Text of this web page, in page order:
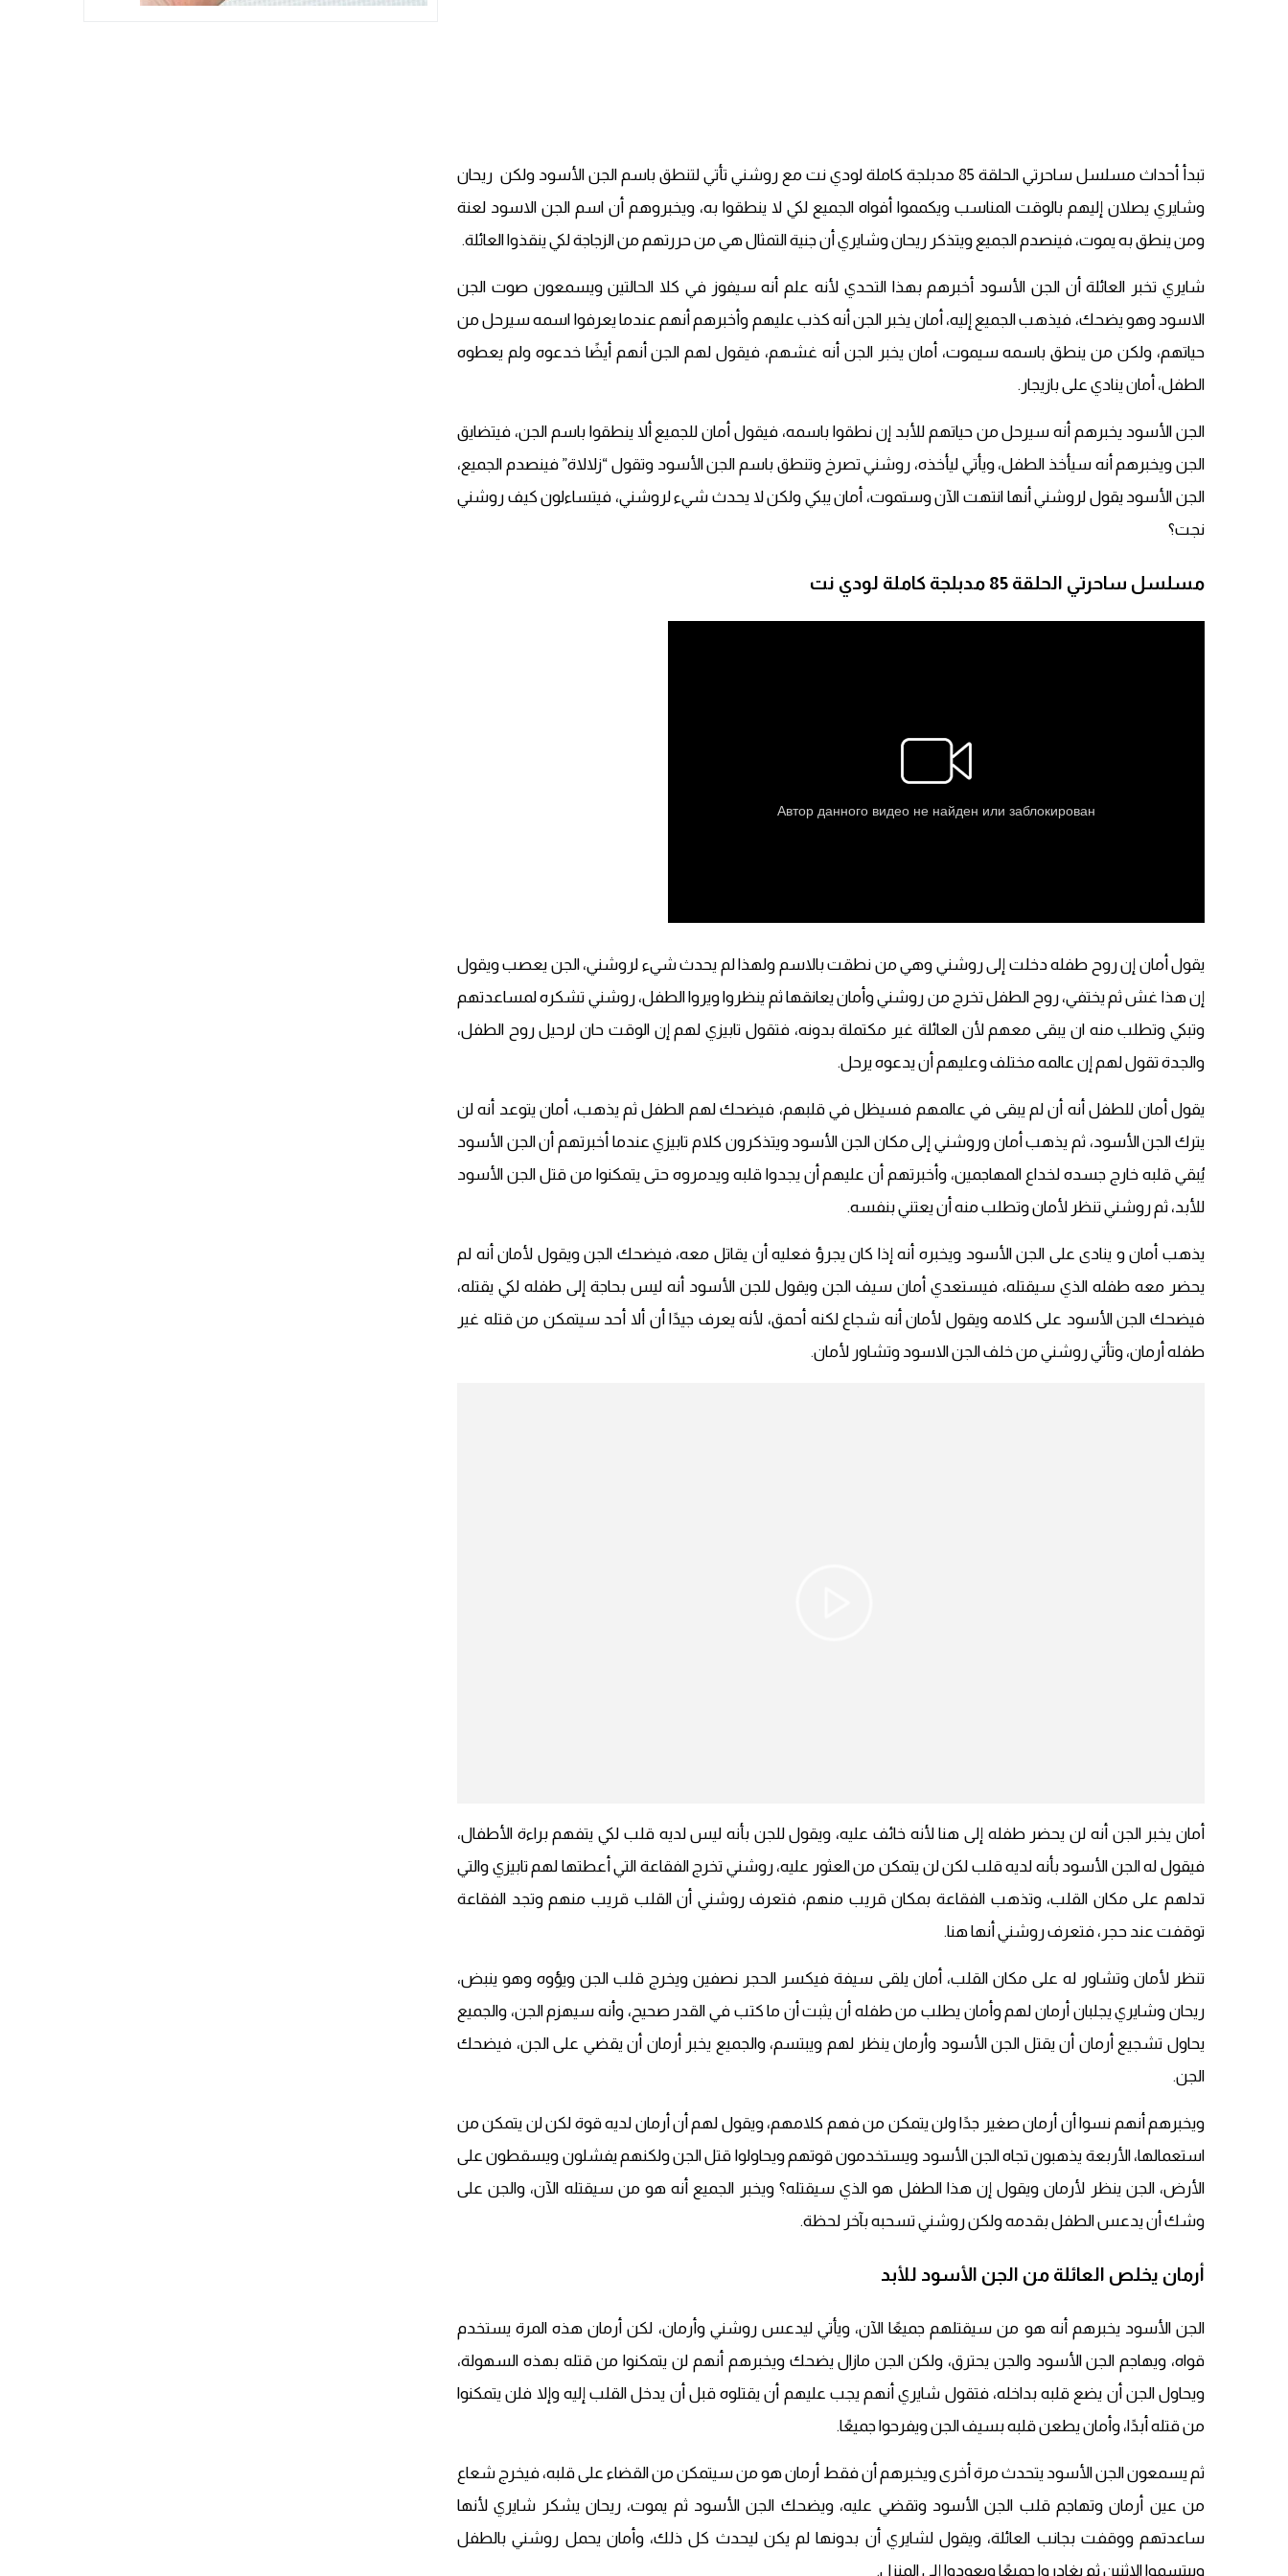
تبدأ أحداث مسلسل ساحرتي الحلقة 85 مدبلجة كاملة لودي نت مع روشني تأتي لتنطق باسم الجن الأسود ولكن ريحان
وشايري يصلان إليهم بالوقت المناسب ويكمموا أفواه الجميع لكي لا ينطقوا به، ويخبروهم أن اسم الجن الاسود لعنة
ومن ينطق به يموت، فينصدم الجميع ويتذكر ريحان وشايري أن جنية التمثال هي من حررتهم من الزجاجة لكي ينقذوا العائلة.
شايري تخبر العائلة أن الجن الأسود أخبرهم بهذا التحدي لأنه علم أنه سيفوز في كلا الحالتين ويسمعون صوت الجن
الاسود وهو يضحك، فيذهب الجميع إليه، أمان يخبر الجن أنه كذب عليهم وأخبرهم أنهم عندما يعرفوا اسمه سيرحل من
حياتهم، ولكن من ينطق باسمه سيموت، أمان يخبر الجن أنه غشهم، فيقول لهم الجن أنهم أيضًا خدعوه ولم يعطوه
الطفل، أمان ينادي على بازيجار.
الجن الأسود يخبرهم أنه سيرحل من حياتهم للأبد إن نطقوا باسمه، فيقول أمان للجميع ألا ينطقوا باسم الجن، فيتضايق
الجن ويخبرهم أنه سيأخذ الطفل، ويأتي ليأخذه، روشني تصرخ وتنطق باسم الجن الأسود وتقول “زلالاة” فينصدم الجميع،
الجن الأسود يقول لروشني أنها انتهت الآن وستموت، أمان يبكي ولكن لا يحدث شيء لروشني، فيتساءلون كيف روشني
نجت؟
مسلسل ساحرتي الحلقة 85 مدبلجة كاملة لودي نت
يقول أمان إن روح طفله دخلت إلى روشني وهي من نطقت بالاسم ولهذا لم يحدث شيء لروشني، الجن يعصب ويقول
إن هذا غش ثم يختفي، روح الطفل تخرج من روشني وأمان يعانقها ثم ينظروا ويروا الطفل، روشني تشكره لمساعدتهم
وتبكي وتطلب منه ان يبقى معهم لأن العائلة غير مكتملة بدونه، فتقول تابيزي لهم إن الوقت حان لرحيل روح الطفل،
والجدة تقول لهم إن عالمه مختلف وعليهم أن يدعوه يرحل.
يقول أمان للطفل أنه أن لم يبقى في عالمهم فسيظل في قلبهم، فيضحك لهم الطفل ثم يذهب، أمان يتوعد أنه لن
يترك الجن الأسود، ثم يذهب أمان وروشني إلى مكان الجن الأسود ويتذكرون كلام تابيزي عندما أخبرتهم أن الجن الأسود
يُبقي قلبه خارج جسده لخداع المهاجمين، وأخبرتهم أن عليهم أن يجدوا قلبه ويدمروه حتى يتمكنوا من قتل الجن الأسود
للأبد، ثم روشني تنظر لأمان وتطلب منه أن يعتني بنفسه.
يذهب أمان و ينادى على الجن الأسود ويخبره أنه إذا كان يجرؤ فعليه أن يقاتل معه، فيضحك الجن ويقول لأمان أنه لم
يحضر معه طفله الذي سيقتله، فيستعدي أمان سيف الجن ويقول للجن الأسود أنه ليس بحاجة إلى طفله لكي يقتله،
فيضحك الجن الأسود على كلامه ويقول لأمان أنه شجاع لكنه أحمق، لأنه يعرف جيدًا أن ألا أحد سيتمكن من قتله غير
طفله أرمان، وتأتي روشني من خلف الجن الاسود وتشاور لأمان.
أمان يخبر الجن أنه لن يحضر طفله إلى هنا لأنه خائف عليه، ويقول للجن بأنه ليس لديه قلب لكي يتفهم براءة الأطفال،
فيقول له الجن الأسود بأنه لديه قلب لكن لن يتمكن من العثور عليه، روشني تخرج الفقاعة التي أعطتها لهم تابيزي والتي
تدلهم على مكان القلب، وتذهب الفقاعة بمكان قريب منهم، فتعرف روشني أن القلب قريب منهم وتجد الفقاعة
توقفت عند حجر، فتعرف روشني أنها هنا.
تنظر لأمان وتشاور له على مكان القلب، أمان يلقى سيفة فيكسر الحجر نصفين ويخرج قلب الجن ويؤوه وهو ينبض،
ريحان وشايري يجلبان أرمان لهم وأمان يطلب من طفله أن يثبت أن ما كتب في القدر صحيح، وأنه سيهزم الجن، والجميع
يحاول تشجيع أرمان أن يقتل الجن الأسود وأرمان ينظر لهم ويبتسم، والجميع يخبر أرمان أن يقضي على الجن، فيضحك
الجن.
ويخبرهم أنهم نسوا أن أرمان صغير جدًا ولن يتمكن من فهم كلامهم، ويقول لهم أن أرمان لديه قوة لكن لن يتمكن من
استعمالها، الأربعة يذهبون تجاه الجن الأسود ويستخدمون قوتهم ويحاولوا قتل الجن ولكنهم يفشلون ويسقطون على
الأرض، الجن ينظر لأرمان ويقول إن هذا الطفل هو الذي سيقتله؟ ويخبر الجميع أنه هو من سيقتله الآن، والجن على
وشك أن يدعس الطفل بقدمه ولكن روشني تسحبه بآخر لحظة.
أرمان يخلص العائلة من الجن الأسود للأبد
الجن الأسود يخبرهم أنه هو من سيقتلهم جميعًا الآن، ويأتي ليدعس روشني وأرمان، لكن أرمان هذه المرة يستخدم
قواه، ويهاجم الجن الأسود والجن يحترق، ولكن الجن مازال يضحك ويخبرهم أنهم لن يتمكنوا من قتله بهذه السهولة،
ويحاول الجن أن يضع قلبه بداخله، فتقول شايري أنهم يجب عليهم أن يقتلوه قبل أن يدخل القلب إليه وإلا فلن يتمكنوا
من قتله أبدًا، وأمان يطعن قلبه بسيف الجن ويفرحوا جميعًا.
ثم يسمعون الجن الأسود يتحدث مرة أخرى ويخبرهم أن فقط أرمان هو من سيتمكن من القضاء على قلبه، فيخرج شعاع
من عين أرمان وتهاجم قلب الجن الأسود وتقضي عليه، ويضحك الجن الأسود ثم يموت، ريحان يشكر شايري لأنها
ساعدتهم ووقفت بجانب العائلة، ويقول لشايري أن بدونها لم يكن ليحدث كل ذلك، وأمان يحمل روشني بالطفل
ويبتسموا الاثنين ثم يغادروا جميعًا ويعودوا إلى المنزل.